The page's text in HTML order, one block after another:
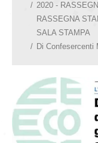
2020 -
RASSEGNA
SALA STAMPA
Di Confesercenti